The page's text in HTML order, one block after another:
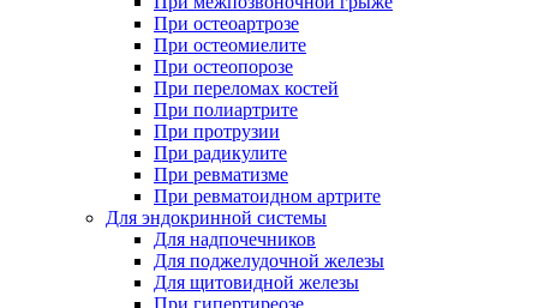
При остеоартрозе
При остеомиелите
При остеопорозе
При переломах костей
При полиартрите
При протрузии
При радикулите
При ревматизме
При ревматоидном артрите
Для эндокринной системы
Для надпочечников
Для поджелудочной железы
Для щитовидной железы
При гипертиреозе